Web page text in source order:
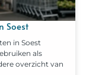
Soest
in Soest
als
overzicht van